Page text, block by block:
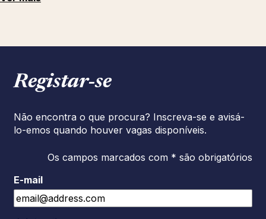
Registar‑se
Não encontra o que procura? Inscreva-se e avisá-
lo-emos quando houver vagas disponíveis.
Os campos marcados com * são obrigatórios
E-mail